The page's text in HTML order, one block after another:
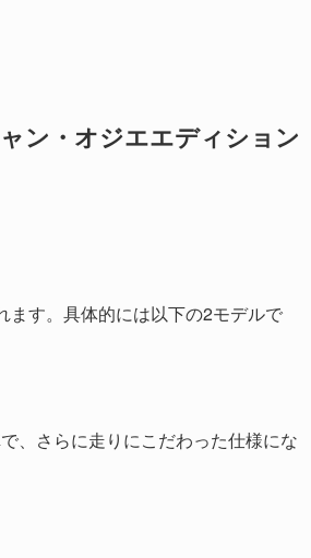
ン・オジエエディション
ます。具体的には以下の2モデルで
、さらに走りにこだわった仕様にな